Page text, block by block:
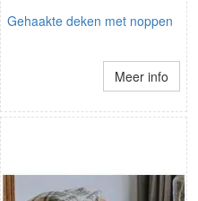
Gehaakte deken met noppen
Meer info